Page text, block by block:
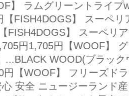
】 ラムグリーントライ
【FISH4DOGS】 スーペ
FISH4DOGS】 スーペリ
円1,705円【WOOF】
...BLACK WOOD(ブラッ
円【WOOF】 フリーズド
心 安全 ニュージーランド